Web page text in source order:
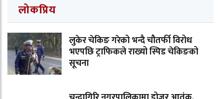
लोकप्रिय
लुकेर चेकिङ गरेको भन्दै चौतर्फी विरोध
भएपछि ट्राफिकले राख्यो स्पिड चेकिङको
सूचना